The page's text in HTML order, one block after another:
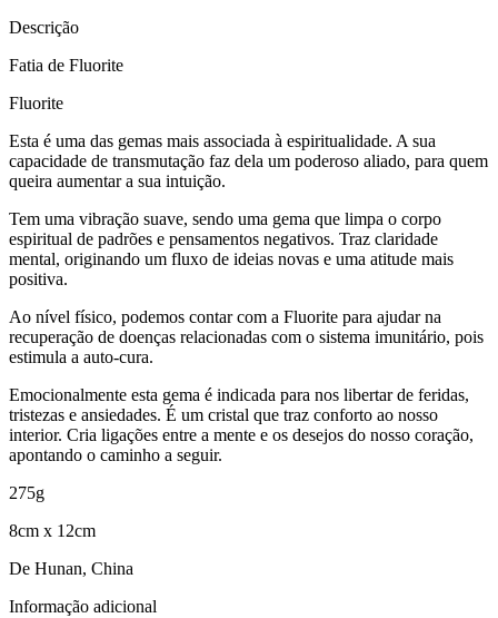
Descrição
Fatia de Fluorite
Fluorite
Esta é uma das gemas mais associada à espiritualidade. A sua
capacidade de transmutação faz dela um poderoso aliado, para quem
queira aumentar a sua intuição.
Tem uma vibração suave, sendo uma gema que limpa o corpo
espiritual de padrões e pensamentos negativos. Traz claridade
mental, originando um fluxo de ideias novas e uma atitude mais
positiva.
Ao nível físico, podemos contar com a Fluorite para ajudar na
recuperação de doenças relacionadas com o sistema imunitário, pois
estimula a auto-cura.
Emocionalmente esta gema é indicada para nos libertar de feridas,
tristezas e ansiedades. É um cristal que traz conforto ao nosso
interior. Cria ligações entre a mente e os desejos do nosso coração,
apontando o caminho a seguir.
275g
8cm x 12cm
De Hunan, China
Informação adicional